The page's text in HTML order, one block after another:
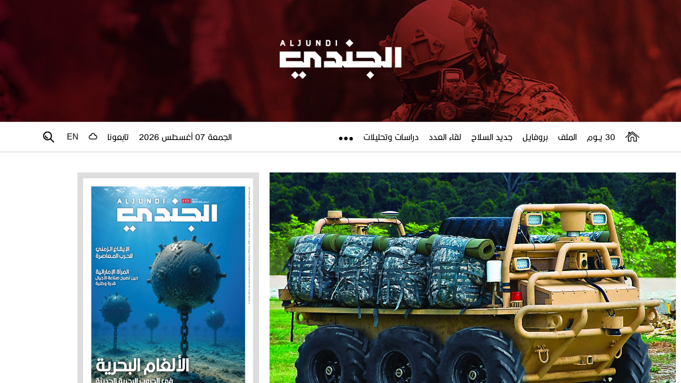
30 يــوم الملف بروفايل جديد السلاح لقاء العدد دراسات وتحليلات الجمعة 07 أغسطس 2026 تابعونا EN